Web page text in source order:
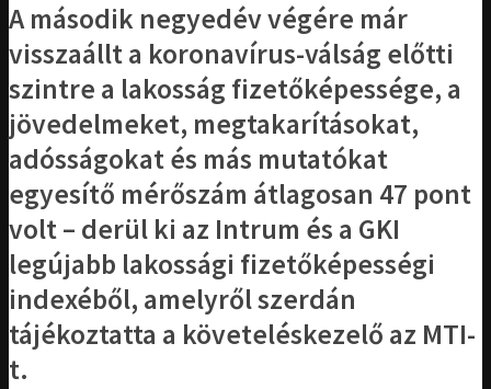
A második negyedév végére már
visszaállt a koronavírus-válság előtti
szintre a lakosság fizetőképessége, a
jövedelmeket, megtakarításokat,
adósságokat és más mutatókat
egyesítő mérőszám átlagosan 47 pont
volt – derül ki az Intrum és a GKI
legújabb lakossági fizetőképességi
indexéből, amelyről szerdán
tájékoztatta a követeléskezelő az MTI-
t.